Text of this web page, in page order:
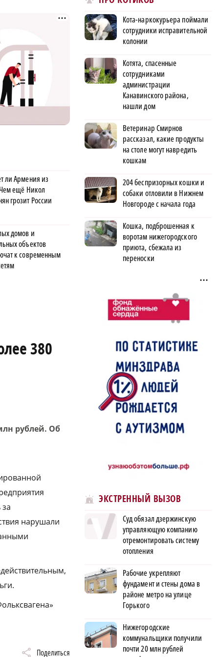
ли Армения из
ещё Никол
грозит России
домов и
объектов
к современным
380
рублей. Об
нарушали
Поделиться
Кота-наркокурьера поймали
сотрудники исправительной
колонии
Котята, спасенные
сотрудниками
администрации
Канавинского района,
нашли дом
Ветеринар Смирнов
рассказал, какие продукты
на столе могут навредить
кошкам
204 беспризорных кошки и
собаки отловили в Нижнем
Новгороде с начала года
Кошка, подброшенная к
воротам нижегородского
приюта, сбежала из
переноски
ЭКСТРЕННЫЙ ВЫЗОВ
Суд обязал дзержинскую
управляющую компанию
отремонтировать систему
отопления
Рабочие укрепляют
фундамент и стены дома в
районе метро на улице
Горького
Нижегородские
коммунальщики получили
почти 20 млн рублей